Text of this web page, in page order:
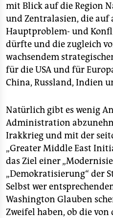
mit Blick auf die Region
und Zentralasien, die auf
Hauptproblem- und
dürfte und die zugleich
wachsendem
für die USA und für
China, Russland, Indien
Natürlich gibt es wenig
Administration
Irakkrieg und mit der
„Greater Middle East
das Ziel einer
„Demokratisierung“ der
Selbst wer
Washington Glauben
Zweifel haben, ob die von